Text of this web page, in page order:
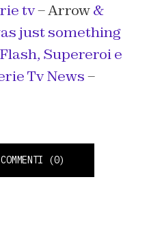
tv– Arrow&
just something
Supereroi e
Tv News–
(0)